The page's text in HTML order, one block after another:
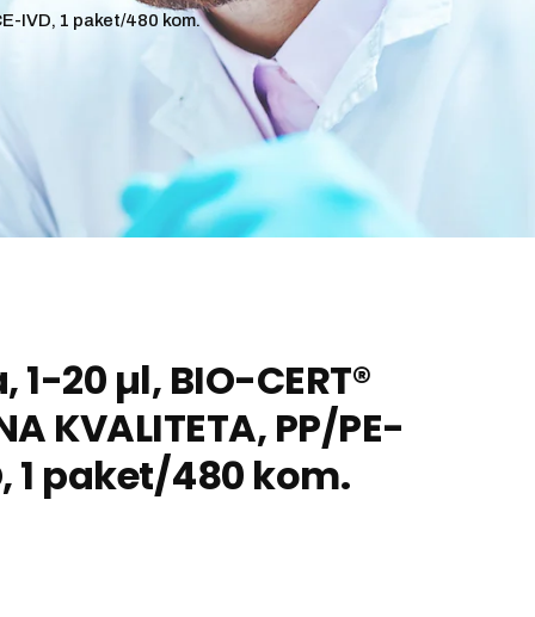
IVD, 1 paket/480 kom.
20 µl, BIO-CERT®
KVALITETA, PP/PE-
1 paket/480 kom.